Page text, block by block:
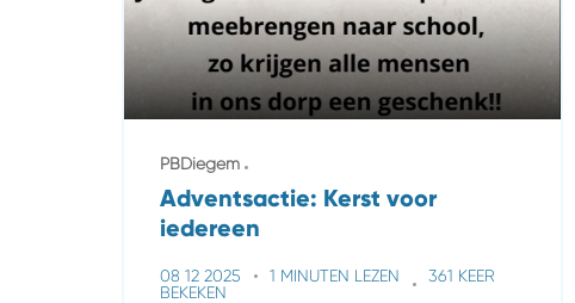
PBDiegem
Adventsactie: Kerst voor
iedereen
08 12 2025 1 MINUTEN LEZEN
361 KEER
BEKEKEN